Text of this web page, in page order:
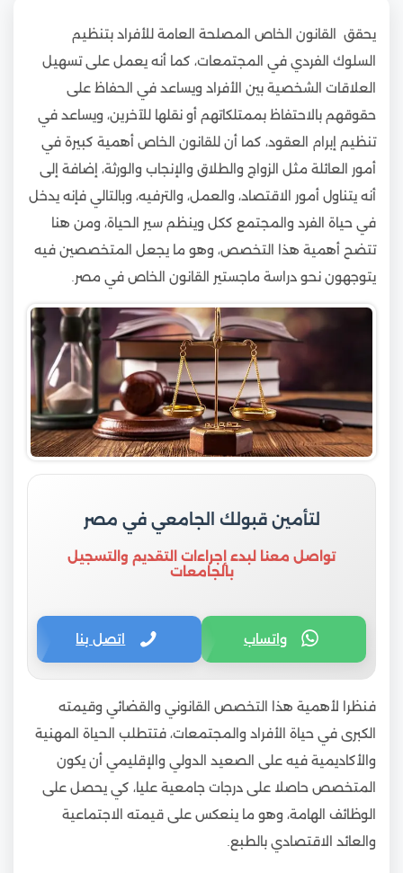
يحقق القانون الخاص المصلحة العامة للأفراد بتنظيم
السلوك الفردي في المجتمعات، كما أنه يعمل على تسهيل
العلاقات الشخصية بين الأفراد ويساعد في الحفاظ على
حقوقهم بالاحتفاظ بممتلكاتهم أو نقلها للآخرين، ويساعد في
تنظيم إبرام العقود، كما أن للقانون الخاص أهمية كبيرة في
أمور العائلة مثل الزواج والطلاق والإنجاب والورثة، إضافة إلى
أنه يتناول أمور الاقتصاد، والعمل، والترفيه، وبالتالي فإنه يدخل
في حياة الفرد والمجتمع ككل وينظم سير الحياة، ومن هنا
تتضح أهمية هذا التخصص، وهو ما يجعل المتخصصين فيه
يتوجهون نحو دراسة ماجستير القانون الخاص في مصر.
لتأمين قبولك الجامعي في مصر
تواصل معنا لبدء إجراءات التقديم والتسجيل
بالجامعات
واتساب اتصل بنا
فنظرا لأهمية هذا التخصص القانوني والقضائي وقيمته
الكبرى في حياة الأفراد والمجتمعات، فتتطلب الحياة المهنية
والأكاديمية فيه على الصعيد الدولي والإقليمي أن يكون
المتخصص حاصلا على درجات جامعية عليا، كي يحصل على
الوظائف الهامة، وهو ما ينعكس على قيمته الاجتماعية
والعائد الاقتصادي بالطبع.